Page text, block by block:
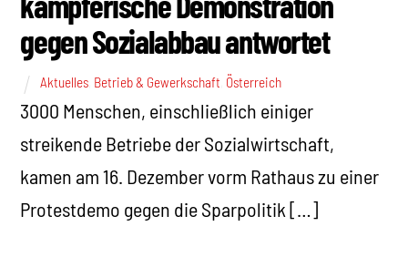
gegen Sozialabbau antwortet
Aktuelles Betrieb & Gewerkschaft Österreich
3000 Menschen, einschließlich einiger
streikende Betriebe der Sozialwirtschaft,
kamen am 16. Dezember vorm Rathaus zu einer
Protestdemo gegen die Sparpolitik […]